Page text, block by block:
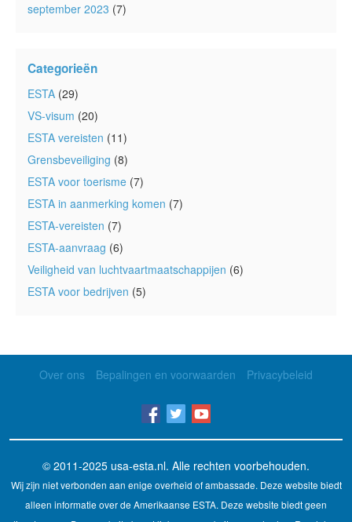
september 2023 (7)
Categorieën
ESTA (29)
VS-visum (20)
ESTA vereisten (11)
Grensbeveiliging (8)
ESTA voor toerisme (7)
ESTA in aanmerking komen (7)
ESTA-vereisten (7)
ESTA-aanvraag (6)
Veiligheid van luchtvaartmaatschappijen (6)
ESTA voor bedrijven (5)
Over ons Bepalingen en voorwaarden Privacybeleid
© 2011-2025 usa-esta.nl. Alle rechten voorbehouden.
Wij zijn niet verbonden aan enige overheid of ambassade. Deze website biedt
alleen informatie over de Amerikaanse ESTA. Deze website biedt geen